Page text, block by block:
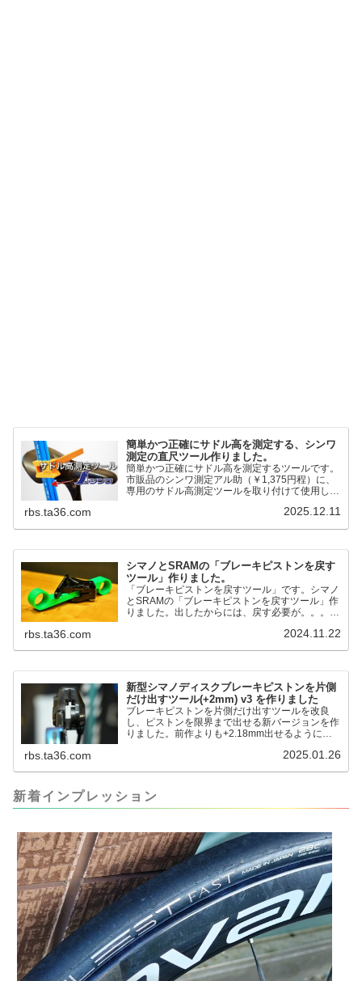
簡単かつ正確にサドル高を測定する、シンワ
測定の直尺ツール作りました。
簡単かつ正確にサドル高を測定するツールです。
市販品のシンワ測定アル助（￥1,375円程）に、
専用のサドル高測定ツールを取り付けて使用しま
るようになりました。シンワ測定(Shinwa
Sokutei)￥1,375Amazon.c...
rbs.ta36.com 2025.12.11
シマノとSRAMの「ブレーキピストンを戻す
ツール」作りました。
「ブレーキピストンを戻すツール」です。シマノ
とSRAMの「ブレーキピストンを戻すツール」作
りました。出したからには、戻す必要が。。。で
だと。。。▶「ブレーキピストンを戻すツール」
るのかというと、出ているピス...
rbs.ta36.com 2024.11.22
新型シマノディスクブレーキピストンを片側
だけ出すツール(+2mm) v3 を作りました
ブレーキピストンを片側だけ出すツールを改良
し、ピストンを限界まで出せる新バージョンを作
りました。前作よりも+2.18mm出せるようにな
って、オイル漏れするまで試しました。最も安全
ましたが、ギリギリまで攻めてますのでピストン
内部の汚れをさらに掃除できると思います。前作
rbs.ta36.com 2025.01.26
新着インプレッション